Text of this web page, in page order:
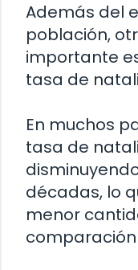
Además del
población,
importante
tasa de
En muchos
tasa de
décadas, lo
menor